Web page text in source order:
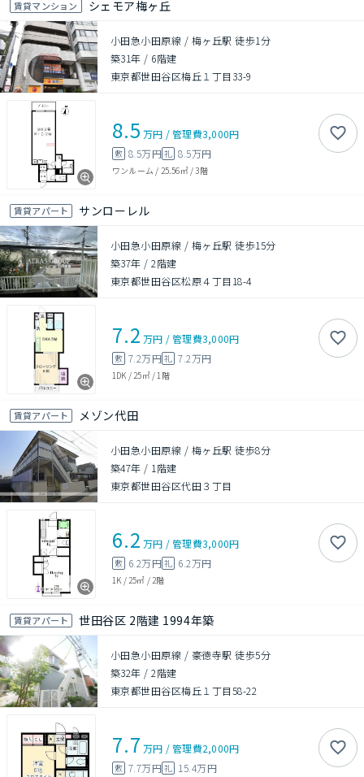
賃貸マンション シェモア梅ヶ丘
小田急小田原線 / 梅ヶ丘駅 徒歩1分
築31年 / 6階建
東京都世田谷区梅丘１丁目33-9
8.5 万円 /管理費3,000円
敷 8.5万円礼 8.5万円
ワンルーム / 25.56㎡/3階
賃貸アパート サンローレル
小田急小田原線 / 梅ヶ丘駅 徒歩15分
築37年 /2階建
東京都世田谷区松原４丁目18-4
7.2 万円 /管理費3,000円
敷 7.2万円礼 7.2万円
1DK / 25㎡/ 1階
賃貸アパート メゾン代田
小田急小田原線 / 梅ヶ丘駅 徒歩8分
築47年 / 1階建
東京都世田谷区代田３丁目
6.2 万円 /管理費3,000円
敷 6.2万円礼 6.2万円
1K / 25㎡ / 2階
賃貸アパート 世田谷区 2階建 1994年築
小田急小田原線 / 豪徳寺駅 徒歩5分
築32年 /2階建
東京都世田谷区梅丘１丁目58-22
7.7 万円 /管理費2,000円
敷 7.7万円礼 15.4万円